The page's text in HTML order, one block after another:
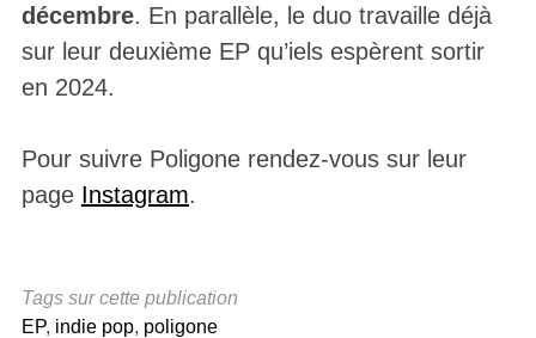
décembre. En parallèle, le duo travaille déjà
sur leur deuxième EP qu’iels espèrent sortir
en 2024.
Pour suivre Poligone rendez-vous sur leur
page Instagram.
Tags sur cette publication
EP, indie pop, poligone